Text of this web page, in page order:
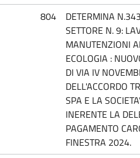
804
DETERMINA
SETTORE N. 9:
MANUTENZIONI
ECOLOGIA :
DI VIA IV
DELL'ACCORDO
SPA E LA
INERENTE LA
PAGAMENTO
FINESTRA 2024.